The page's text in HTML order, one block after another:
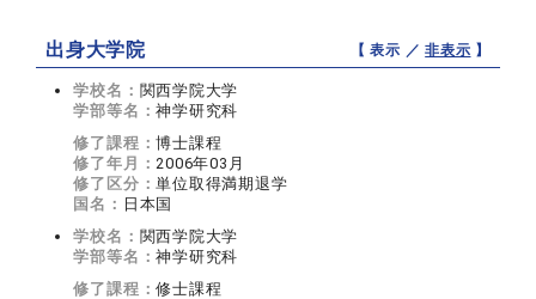
出身大学院 【 表示 ／非表示 】
学校名： 関西学院大学
学部等名：神学研究科
修了課程：博士課程
修了年月：2006年03月
修了区分：単位取得満期退学
国名： 日本国
学校名： 関西学院大学
学部等名：神学研究科
修了課程：修士課程